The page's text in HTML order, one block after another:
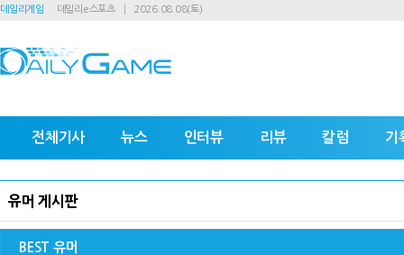
데일리게임 데일리e스포츠 2026.08.08(토)
전체기사 뉴스 인터뷰 리뷰 칼럼 기
유머 게시판
BEST 유머